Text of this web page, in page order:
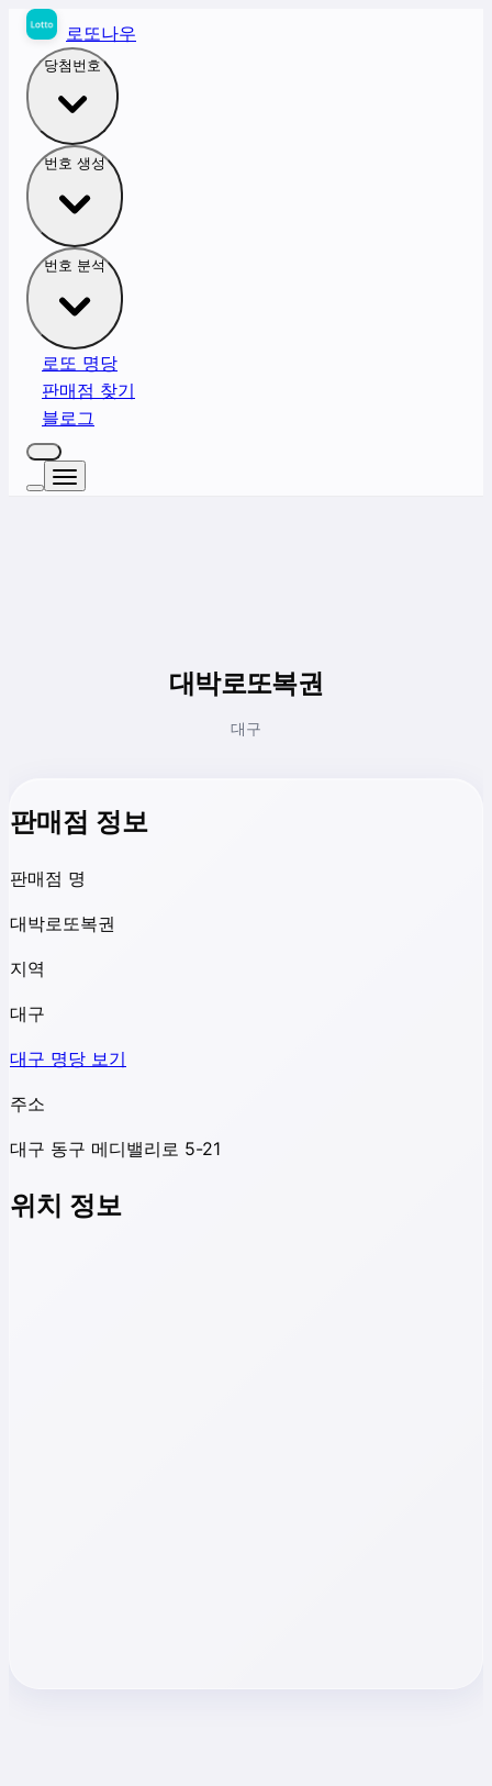
로또나우
당첨번호
번호 생성
번호 분석
로또 명당
판매점 찾기
블로그
대박로또복권
대구
판매점 정보
판매점 명
대박로또복권
지역
대구
대구 명당 보기
주소
대구 동구 메디밸리로 5-21
위치 정보